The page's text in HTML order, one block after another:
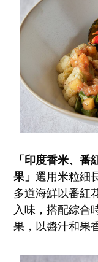
「印度香米、
果」選用米粒細
多道海鮮以番紅
入味，搭配綜合
果，以醬汁和果